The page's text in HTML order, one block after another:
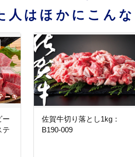
人はほかにこん
ー
テ
佐賀牛切り落とし1kg：
B190-009